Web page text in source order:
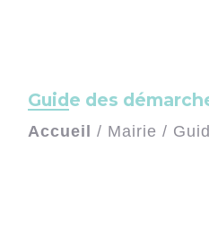
Guide des
Accueil / Mairie /